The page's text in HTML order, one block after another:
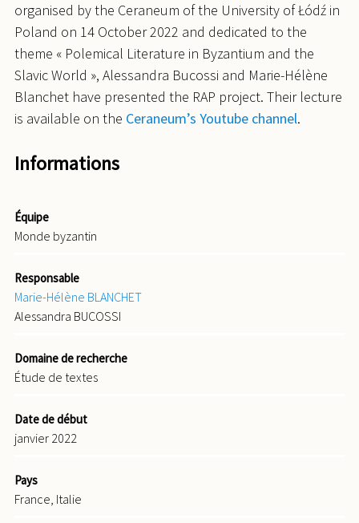
organised by the Ceraneum of the University of Łódź in
Poland on 14 October 2022 and dedicated to the
theme « Polemical Literature in Byzantium and the
Slavic World », Alessandra Bucossi and Marie-Hélène
Blanchet have presented the RAP project. Their lecture
is available on the Ceraneum’s Youtube channel.
Informations
Équipe
Monde byzantin
Responsable
Marie-Hélène BLANCHET
Alessandra BUCOSSI
Domaine de recherche
Étude de textes
Date de début
janvier 2022
Pays
France, Italie